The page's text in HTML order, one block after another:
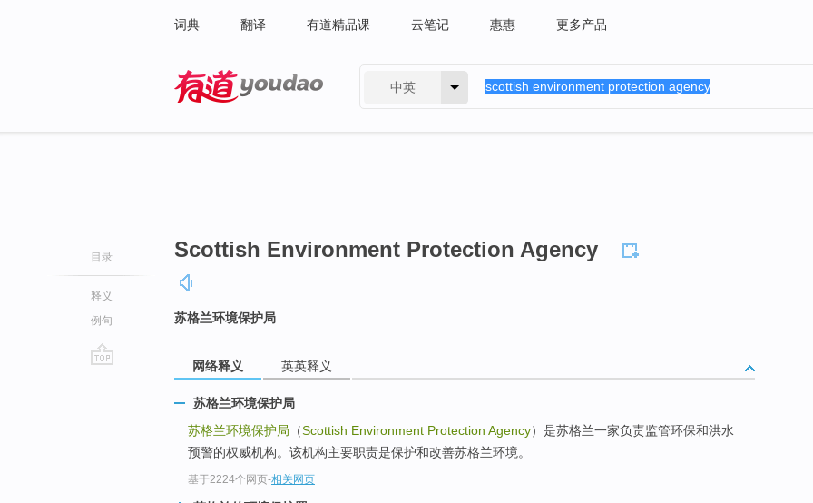
词典 翻译 有道精品课 云笔记 惠惠 更多产品
中英
目录
释义
例句
Scottish Environment Protection Agency
苏格兰环境保护局
网络释义 英英释义
苏格兰环境保护局
苏格兰环境保护局 （Scottish Environment Protection Agency）是苏格兰一家负责监管环保和洪水
预警的权威机构。该机构主要职责是保护和改善苏格兰环境。
基于2224个网页-相关网页